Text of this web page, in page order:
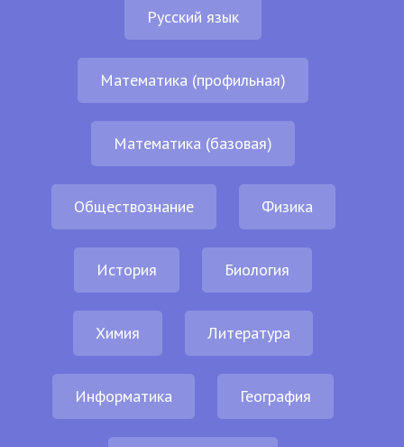
Русский язык
Математика (профильная)
Математика (базовая)
Обществознание Физика
История Биология
Химия Литература
Информатика География